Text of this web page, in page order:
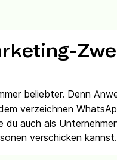
beliebter. Denn
verzeichnen
auch als
verschicken kannst.